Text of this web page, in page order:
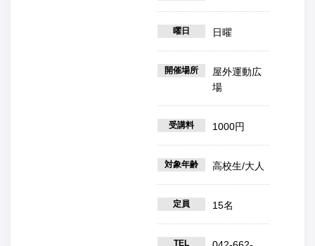
曜日 日曜
開催場所
屋外運動広
場
受講料 1000円
対象年齢 高校生/大人
定員 15名
TEL